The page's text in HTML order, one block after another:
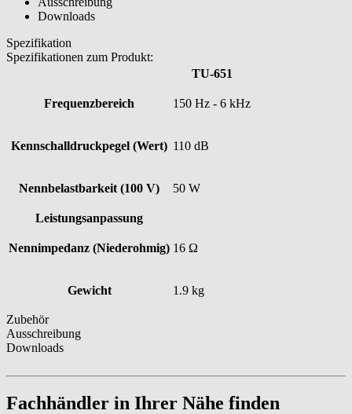
Downloads
Spezifikation
Spezifikationen zum Produkt:
TU-651
Frequenzbereich 150 Hz - 6 kHz
Kennschalldruckpegel (Wert) 110 dB
Nennbelastbarkeit (100 V) 50 W
Leistungsanpassung
Nennimpedanz (Niederohmig) 16 Ω
Gewicht 1.9 kg
Zubehör
Ausschreibung
Downloads
Fachhändler in Ihrer Nähe finden